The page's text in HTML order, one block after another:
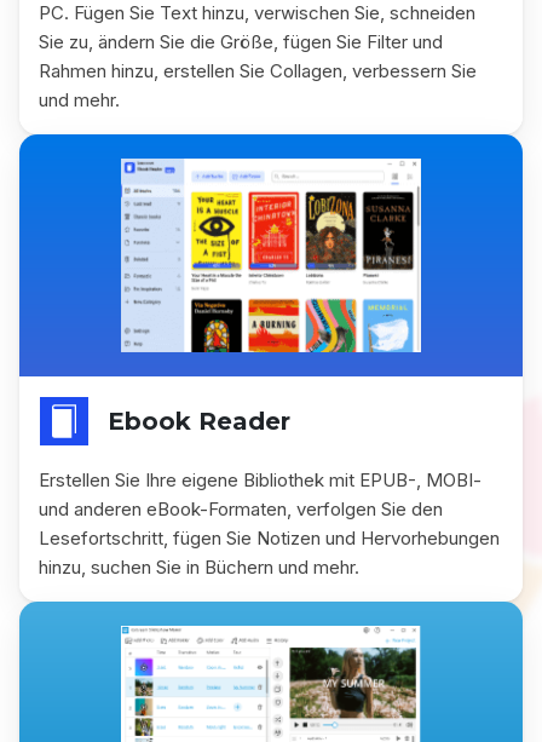
PC. Fügen Sie Text hinzu, verwischen Sie, schneiden
Sie zu, ändern Sie die Größe, fügen Sie Filter und
Rahmen hinzu, erstellen Sie Collagen, verbessern Sie
und mehr.
Ebook Reader
Erstellen Sie Ihre eigene Bibliothek mit EPUB-, MOBI-
und anderen eBook-Formaten, verfolgen Sie den
Lesefortschritt, fügen Sie Notizen und Hervorhebungen
hinzu, suchen Sie in Büchern und mehr.